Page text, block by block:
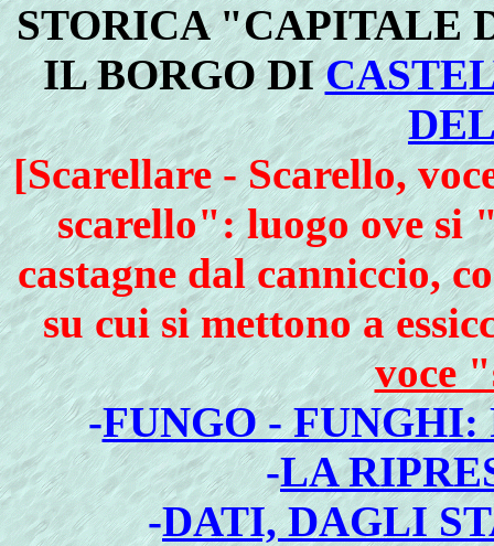
STORICA "CAPITALE
IL BORGO DI
[Scarellare - Scarello,
scarello": luogo ove si
castagne dal canniccio,
su cui si mettono a
voce
-FUNGO -
-LA
-DATI, DAGLI